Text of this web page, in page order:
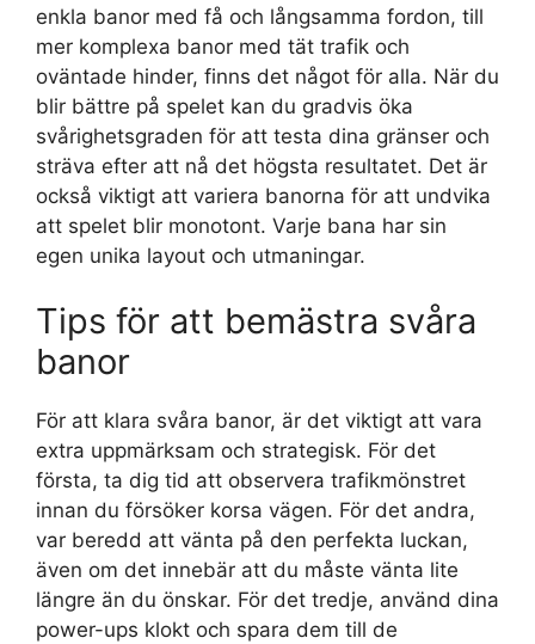
enkla banor med få och långsamma fordon, till
mer komplexa banor med tät trafik och
oväntade hinder, finns det något för alla. När du
blir bättre på spelet kan du gradvis öka
svårighetsgraden för att testa dina gränser och
sträva efter att nå det högsta resultatet. Det är
också viktigt att variera banorna för att undvika
att spelet blir monotont. Varje bana har sin
egen unika layout och utmaningar.
Tips för att bemästra svåra
banor
För att klara svåra banor, är det viktigt att vara
extra uppmärksam och strategisk. För det
första, ta dig tid att observera trafikmönstret
innan du försöker korsa vägen. För det andra,
var beredd att vänta på den perfekta luckan,
även om det innebär att du måste vänta lite
längre än du önskar. För det tredje, använd dina
power-ups klokt och spara dem till de